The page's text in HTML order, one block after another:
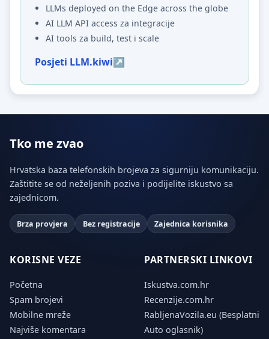
LLMs deployed on the Edge across the globe
AI LLM API access za integracije
AI tools za build, test i scale
Posjeti LLM.kiwi
Tko me zvao
Hrvatska baza telefonskih brojeva za sigurniju komunikaciju.
Zaštitite se od neželjenih poziva i podijelite iskustvo sa
zajednicom.
Brza provjera Bez registracije Zajednica korisnika
KORISNE VEZE
Početna
Spam brojevi
Mobilne mreže
Najviše komentara
PARTNERSKI LINKOVI
Iskustva.com.hr
Recenzije.com.hr
RabljenaVozila.eu (Besplatni
Auto oglasnik)